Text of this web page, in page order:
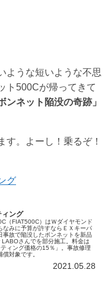
ような短いような不思
ト500Cが帰ってきて
ンネット陥没の奇跡」
す。よーし！乗るぞ！
グ
ィング
（FIAT500C）はＷダイヤモンド
なみに予算が許すならＥＸキーパ
事故で陥没したボンネットを新品
さんでを部分施工。料金は
ティング価格の15％」。事故修理
対象です。
2021.05.28